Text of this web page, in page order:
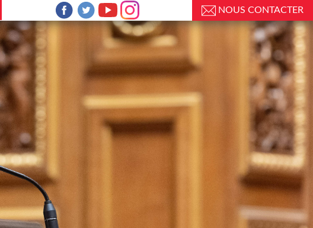
NOUS CONTACTER